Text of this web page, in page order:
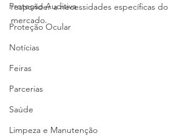
Proteção Auditiva
Proteção Ocular
Notícias
Feiras
Parcerias
Saúde
Limpeza e Manutenção
responder a necessidades específicas do
mercado.